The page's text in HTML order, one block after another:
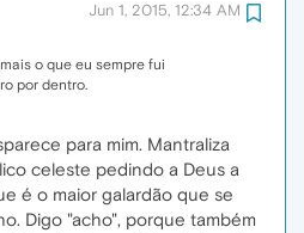
Jun 1, 2015, 12:34 AM
o que eu sempre fui
por dentro.
para mim. Mantraliza
celeste pedindo a Deus a
é o maior galardão que se
Digo "acho", porque também